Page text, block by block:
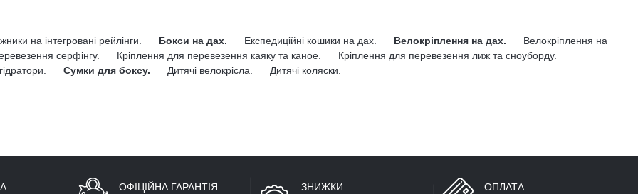
на інтегровані рейлінги. Бокси на дах. Експедиційні кошики на дах. Велокріплення на дах.
Велокріплення на
серфінгу.
Кріплення для перевезення каяку та каное.
Кріплення для перевезення лиж та сноуборду.
Сумки для боксу. Дитячі велокрісла. Дитячі коляски.
ОФІЦІЙНА ГАРАНТІЯ ЗНИЖКИ ОПЛАТА